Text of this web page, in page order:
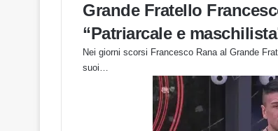
Grande Fratello
“Patriarcale e
Nei giorni scorsi Francesco Rana al Grande
suoi…